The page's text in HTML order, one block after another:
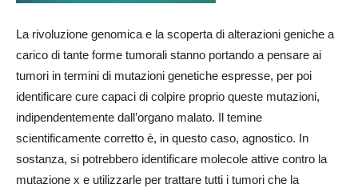
La rivoluzione genomica e la scoperta di alterazioni geniche a
carico di tante forme tumorali stanno portando a pensare ai
tumori in termini di mutazioni genetiche espresse, per poi
identificare cure capaci di colpire proprio queste mutazioni,
indipendentemente dall’organo malato. Il temine
scientificamente corretto è, in questo caso, agnostico. In
sostanza, si potrebbero identificare molecole attive contro la
mutazione x e utilizzarle per trattare tutti i tumori che la